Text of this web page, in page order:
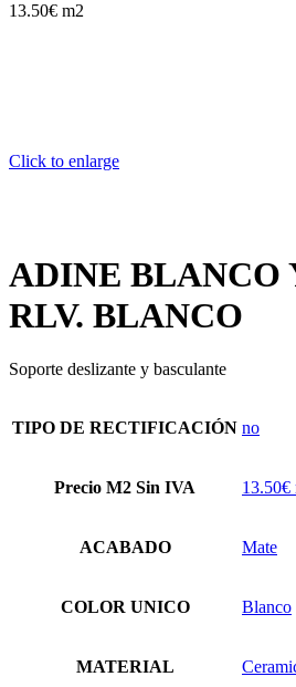
13.50€ m2
Click to enlarge
ADINE BLANCO
RLV. BLANCO
Soporte deslizante y basculante
TIPO DE RECTIFICACIÓN no
Precio M2 Sin IVA 13.50€
ACABADO Mate
COLOR UNICO Blanco
MATERIAL